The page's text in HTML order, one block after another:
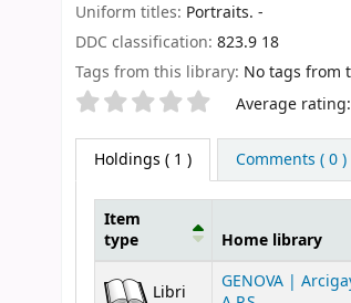
Uniform titles: Portraits. -
DDC classification: 823.9 18
Tags from this library: No tags from
Star ratings Average
Holdings ( 1 ) Comments ( 0 )
Holdings
Item
type
Home library
Libri
GENOVA |